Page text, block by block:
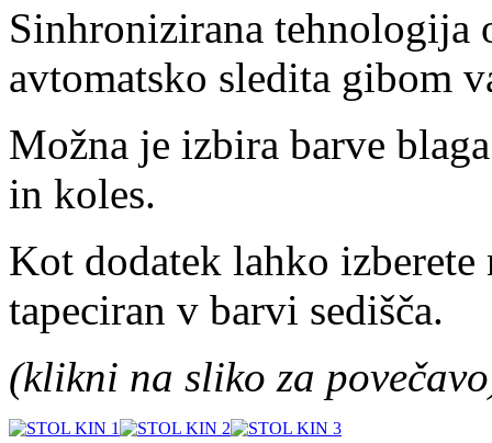
Sinhronizirana tehnologija
avtomatsko sledita gibom
Možna je izbira barve
in koles.
Kot dodatek lahko
tapeciran v barvi sedišča.
(klikni na sliko za